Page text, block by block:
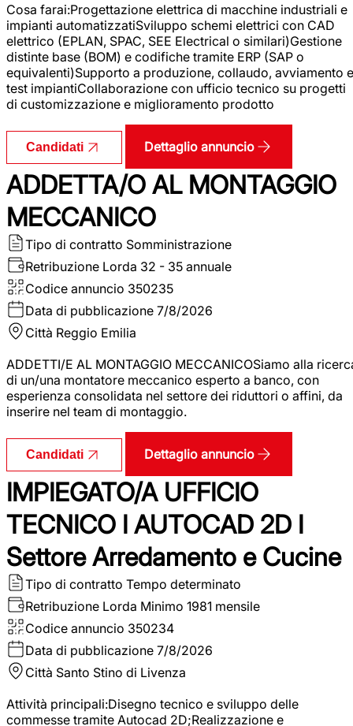
Cosa farai:Progettazione elettrica di macchine industriali e
impianti automatizzatiSviluppo schemi elettrici con CAD
elettrico (EPLAN, SPAC, SEE Electrical o similari)Gestione
distinte base (BOM) e codifiche tramite ERP (SAP o
equivalenti)Supporto a produzione, collaudo, avviamento e
test impiantiCollaborazione con ufficio tecnico su progetti
di customizzazione e miglioramento prodotto
Candidati Dettaglio annuncio
ADDETTA/O AL MONTAGGIO
MECCANICO
Tipo di contratto Somministrazione
Retribuzione Lorda 32 - 35 annuale
Codice annuncio 350235
Data di pubblicazione 7/8/2026
Città Reggio Emilia
ADDETTI/E AL MONTAGGIO MECCANICOSiamo alla
di un/una montatore meccanico esperto a banco, con
esperienza consolidata nel settore dei riduttori o affini, da
inserire nel team di montaggio.
Candidati Dettaglio annuncio
IMPIEGATO/A UFFICIO
TECNICO I AUTOCAD 2D I
Settore Arredamento e Cucine
Tipo di contratto Tempo determinato
Retribuzione Lorda Minimo 1981 mensile
Codice annuncio 350234
Data di pubblicazione 7/8/2026
Città Santo Stino di Livenza
Attività principali:Disegno tecnico e sviluppo delle
commesse tramite Autocad 2D;Realizzazione e